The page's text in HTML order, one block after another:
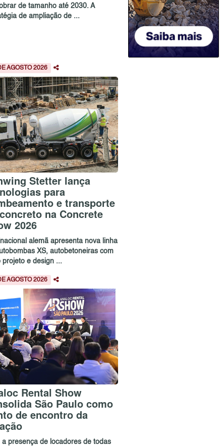
de tamanho até 2030. A
de ampliação de ...
AGOSTO 2026
Stetter lança
para
e transporte
na Concrete
2026
alemã apresenta nova linha
XS, autobetoneiras com
projeto e design ...
AGOSTO 2026
Rental Show
São Paulo como
de encontro da
a presença de locadores de todas